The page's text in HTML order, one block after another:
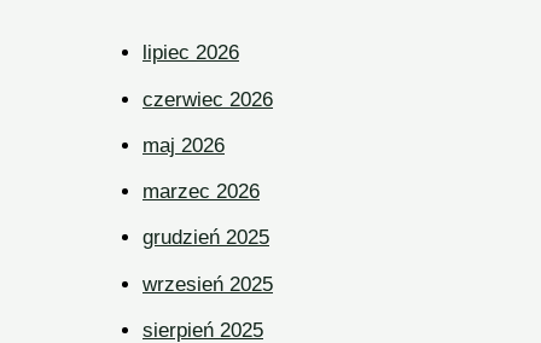
lipiec 2026
czerwiec 2026
maj 2026
marzec 2026
grudzień 2025
wrzesień 2025
sierpień 2025